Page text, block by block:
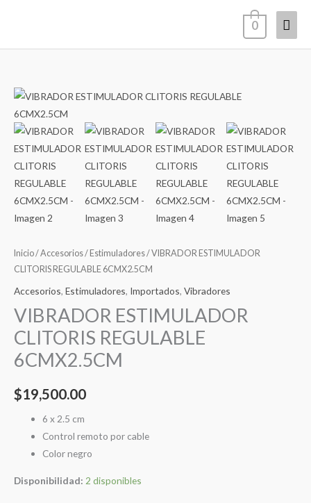
0
Inicio/Accesorios/ Estimuladores/ VIBRADOR ESTIMULADOR
CLITORIS REGULABLE 6CMX2.5CM
Accesorios, Estimuladores, Importados, Vibradores
VIBRADOR ESTIMULADOR
CLITORIS REGULABLE
6CMX2.5CM
$19,500.00
6 x 2.5 cm
Control remoto por cable
Color negro
Disponibilidad: 2 disponibles
VIBRADOR
ESTIMULADOR
CLITORIS
REGULABLE
6CMX2.5CM
cantidad